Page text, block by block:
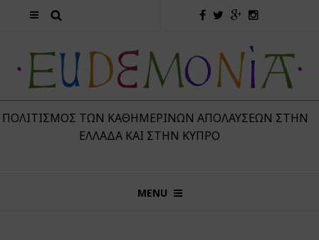
ΤΩΝ ΚΑΘΗΜΕΡΙΝΏΝ ΑΠΟΛΑΎΣΕΩΝ ΣΤΗΝ
ΕΛΛΆΔΑ ΚΑΙ ΣΤΗΝ ΚΎΠΡΟ
MENU